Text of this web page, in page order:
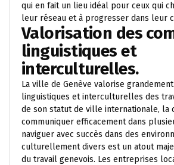
qui en fait un lieu idéal pour ceux qui
leur réseau et à progresser dans leur
Valorisation des
linguistiques et
interculturelles.
La ville de Genève valorise
linguistiques et interculturelles des
de son statut de ville internationale, la
communiquer efficacement dans
naviguer avec succès dans des
culturellement divers est un atout
du travail genevois. Les entreprises